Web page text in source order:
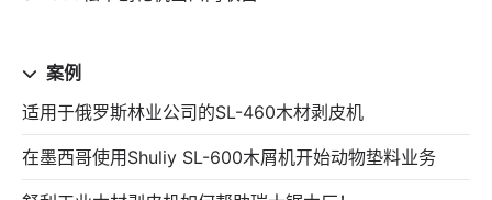
案例
适用于俄罗斯林业公司的SL-460木材剥皮机
在墨西哥使用Shuliy SL-600木屑机开始动物垫料业务